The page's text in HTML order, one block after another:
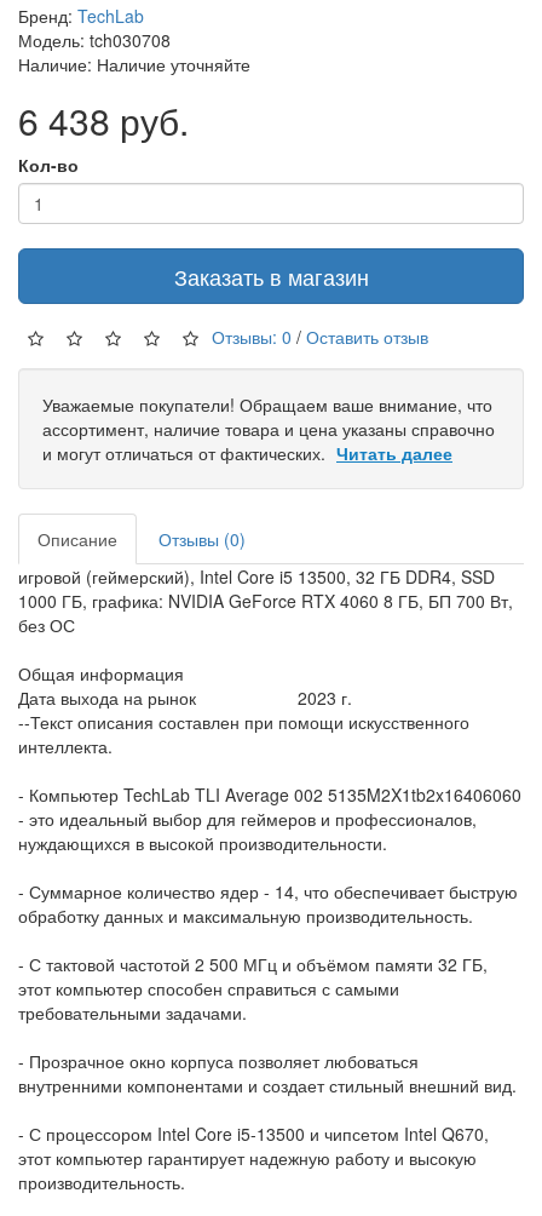
Бренд: TechLab
Модель: tch030708
Наличие: Наличие уточняйте
6 438 руб.
Кол-во
Заказать в магазин
Отзывы: 0 / Оставить отзыв
Уважаемые покупатели! Обращаем ваше внимание, что
ассортимент, наличие товара и цена указаны справочно
и могут отличаться от фактических. Читать далее
Описание
Отзывы (0)
игровой (геймерский), Intel Core i5 13500, 32 ГБ DDR4, SSD
1000 ГБ, графика: NVIDIA GeForce RTX 4060 8 ГБ, БП 700 Вт,
без ОС
Общая информация
Дата выхода на рынок
2023 г.
--Текст описания составлен при помощи искусственного
интеллекта.
- Компьютер TechLab TLI Average 002 5135M2X1tb2x16406060
- это идеальный выбор для геймеров и профессионалов,
нуждающихся в высокой производительности.
- Суммарное количество ядер - 14, что обеспечивает быструю
обработку данных и максимальную производительность.
- С тактовой частотой 2 500 МГц и объёмом памяти 32 ГБ,
этот компьютер способен справиться с самыми
требовательными задачами.
- Прозрачное окно корпуса позволяет любоваться
внутренними компонентами и создает стильный внешний вид.
- С процессором Intel Core i5-13500 и чипсетом Intel Q670,
этот компьютер гарантирует надежную работу и высокую
производительность.